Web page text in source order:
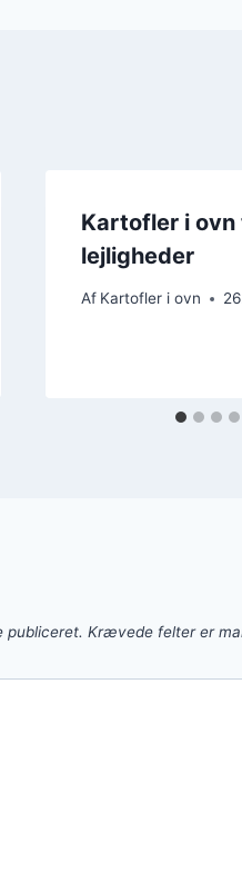
Kartofler i
lejligheder
Af Kartofler i ovn
publiceret. Krævede felter er